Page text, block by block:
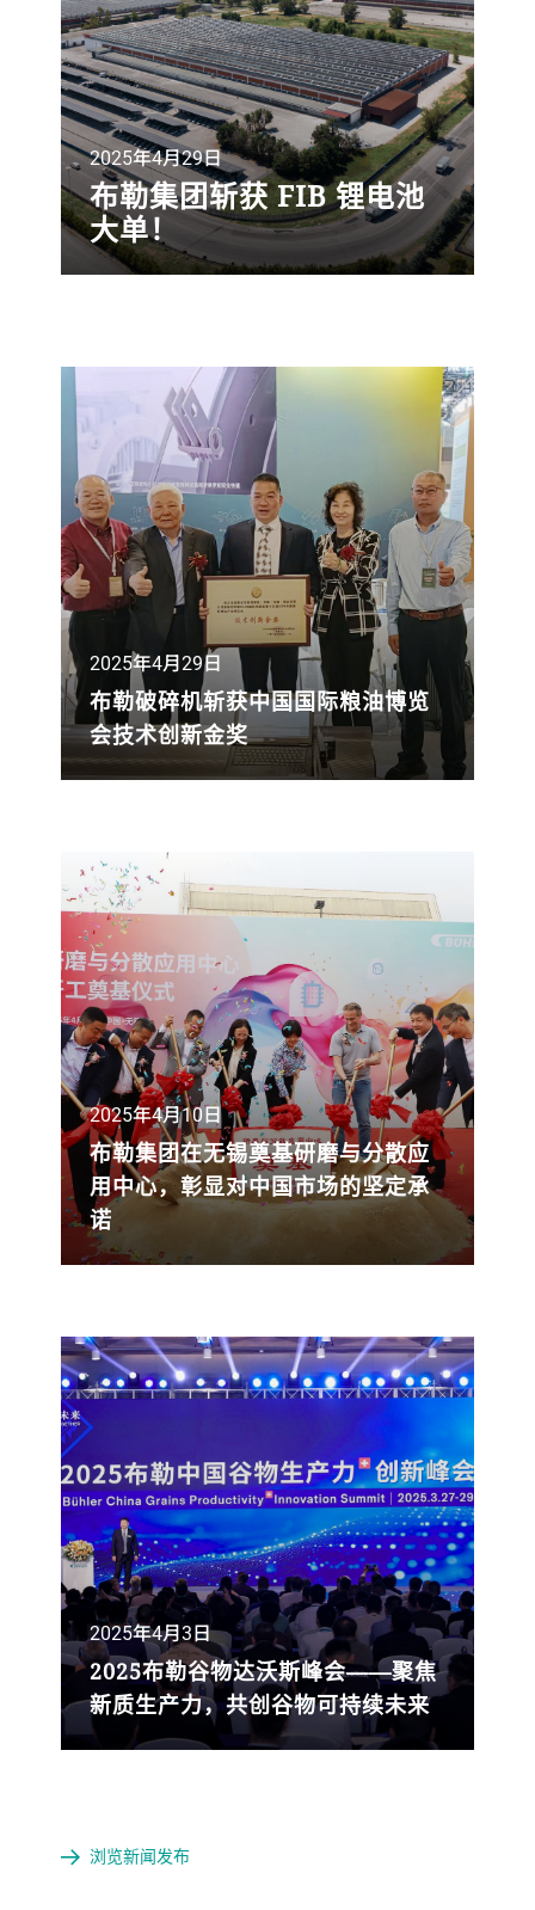
入讨论。
2025年4月29日
布勒集团斩获 FIB 锂电池
大单！
布勒集团研磨与分散事业部近日与意大利
附近的Teverola二期工厂提供先进的生产
设备——四条连续混合生产线用于电池浆料
生产，助力其大规模生产磷酸铁锂电池。
生产线计划于2025年底安装完毕，预计
2026年投入生产。该工厂年产能高达8
GWh，标志着欧洲电池制造领域迈向新高
度，同时也为全球储能和电动车市场注入
了新的动力。
2025年4月29日
布勒破碎机斩获中国国际粮油博览
会技术创新金奖
在2025年4月11日至13日于南京国际展览
凭借其卓越的技术和创新设计，荣获技术
创新金奖。这一荣誉再次彰显了布勒在粮
油加工领域的卓越地位和深厚实力。
2025年4月10日
布勒集团在无锡奠基研磨与分散应
用中心，彰显对中国市场的坚定承
诺
在春意盎然的四月，布勒集团于无锡隆重
里程碑，更彰显了其深耕中国先进材料市
场的坚定承诺。瑞士集团总部高层、大中
华区管理层及研磨与分散事业部员工代表
齐聚现场，共同见证这一战略布局的关键
时刻。
2025年4月3日
2025布勒谷物达沃斯峰会——聚焦
新质生产力，共创谷物可持续未来
2025年3月27-29日，享有“谷物行业达沃
瑞士总部和大中华区的高层管理团队、产
浏览新闻发布